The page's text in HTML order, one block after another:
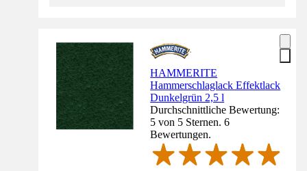
HAMMERITE
Hammerschlaglack Effektlack
Dunkelgrün 2,5 l
Durchschnittliche Bewertung:
5 von 5 Sternen. 6
Bewertungen.